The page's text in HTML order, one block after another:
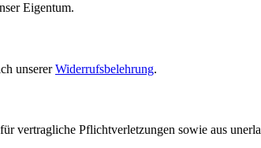
Eigentum.
unsererWiderrufsbelehrung.
vertragliche Pflichtverletzungen sowie aus